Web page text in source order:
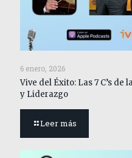
6 enero, 2026
Vive del Éxito: Las 7 C’s de
y Liderazgo
Leer más